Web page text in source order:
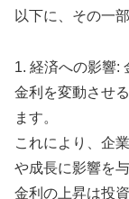
以下に、その一
1. 経済への影響:
金利を変動させ
ます。
これにより、企
や成長に影響を
金利の上昇は投